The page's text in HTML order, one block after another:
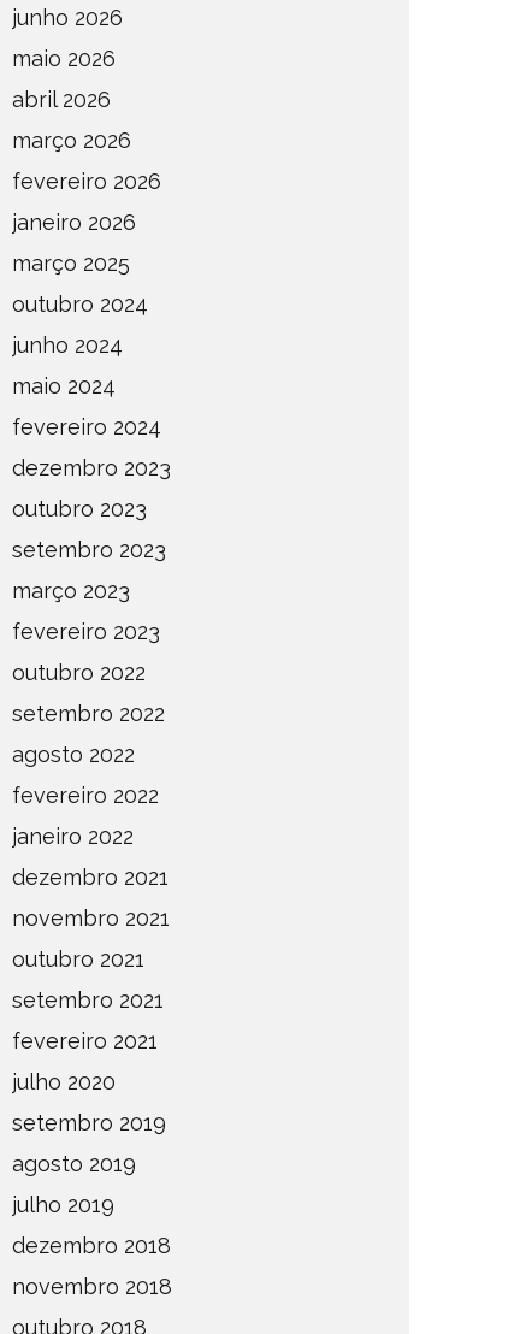
junho 2026
maio 2026
abril 2026
março 2026
fevereiro 2026
janeiro 2026
março 2025
outubro 2024
junho 2024
maio 2024
fevereiro 2024
dezembro 2023
outubro 2023
setembro 2023
março 2023
fevereiro 2023
outubro 2022
setembro 2022
agosto 2022
fevereiro 2022
janeiro 2022
dezembro 2021
novembro 2021
outubro 2021
setembro 2021
fevereiro 2021
julho 2020
setembro 2019
agosto 2019
julho 2019
dezembro 2018
novembro 2018
outubro 2018